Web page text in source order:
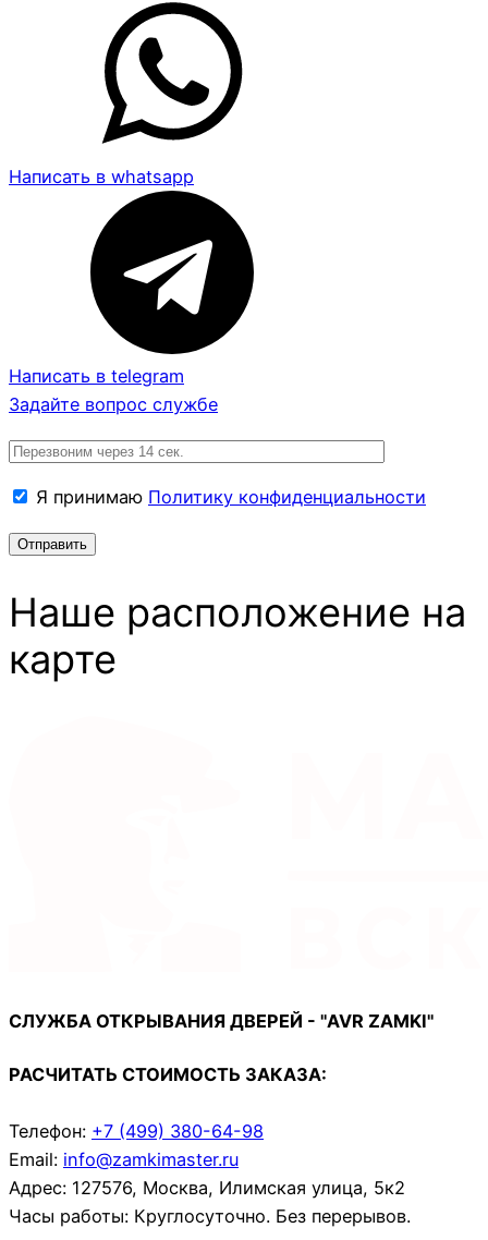
Написать в whatsapp
Написать в telegram
Задайте вопрос службе
Я принимаю Политику конфиденциальности
Наше расположение на
карте
СЛУЖБА ОТКРЫВАНИЯ ДВЕРЕЙ - "AVR ZAMKI"
РАСЧИТАТЬ СТОИМОСТЬ ЗАКАЗА:
Телефон: +7 (499) 380-64-98
Email: info@zamkimaster.ru
Адрес: 127576, Москва, Илимская улица, 5к2
Часы работы: Круглосуточно. Без перерывов.